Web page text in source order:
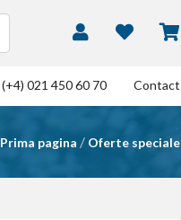
(+4) 021 450 60 70 Contact
Prima pagina / Oferte speciale